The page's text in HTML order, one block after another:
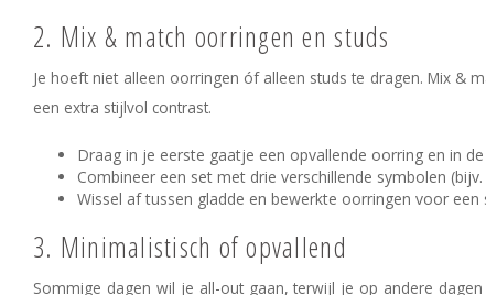
2. Mix & match oorringen en studs
Je hoeft niet alleen oorringen óf alleen studs te dragen. Mix &
een extra stijlvol contrast.
Draag in je eerste gaatje een opvallende oorring en in
Combineer een set met drie verschillende symbolen
Wissel af tussen gladde en bewerkte oorringen voor een
3. Minimalistisch of opvallend
Sommige dagen wil je all-out gaan, terwijl je op andere